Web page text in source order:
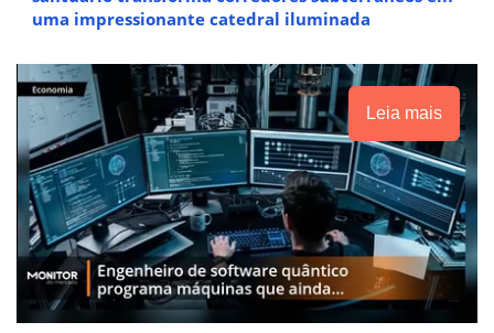
uma impressionante catedral iluminada
Leia mais